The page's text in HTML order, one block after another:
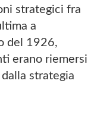
strategici fra
a
del 1926,
erano riemersi
strategia